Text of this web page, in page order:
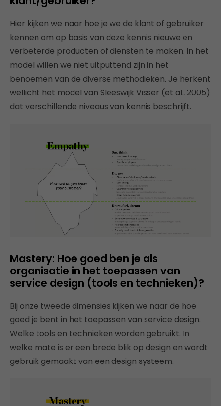
Hier kijken we naar hoe je we de klant of gebruiker
kennen om op basis van deze kennis nieuwe en
verbeterde producten of diensten te maken. In het
model willen we niet uitputtend zijn in het
benoemen van de diverse methodieken. Je herkent
wellicht het model van Sleeswijk Visser (et al., 2005)
dat verschillende niveaus van kennis beschrijft.
Mastery: Hoe goed ben je als
organisatie in het toepassen van
service design (tools en technieken)?
Bij onze tweede dimensies kijken we naar de hoe
goed je bent in het toepassen van service design.
Welke tools en technieken worden gebruikt. In
welke mate is er een brede blik op design en wordt
gebruik gemaakt van een design systeem.